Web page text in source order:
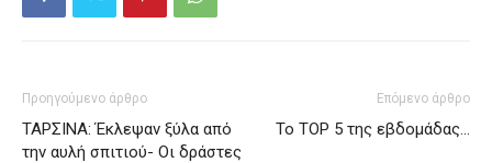
Προηγούμενο άρθρο
ΤΑΡΣΙΝΑ: Έκλεψαν ξύλα από
την αυλή σπιτιού- Οι δράστες
Επόμενο άρθρο
Το ΤΟP 5 της εβδομάδας…